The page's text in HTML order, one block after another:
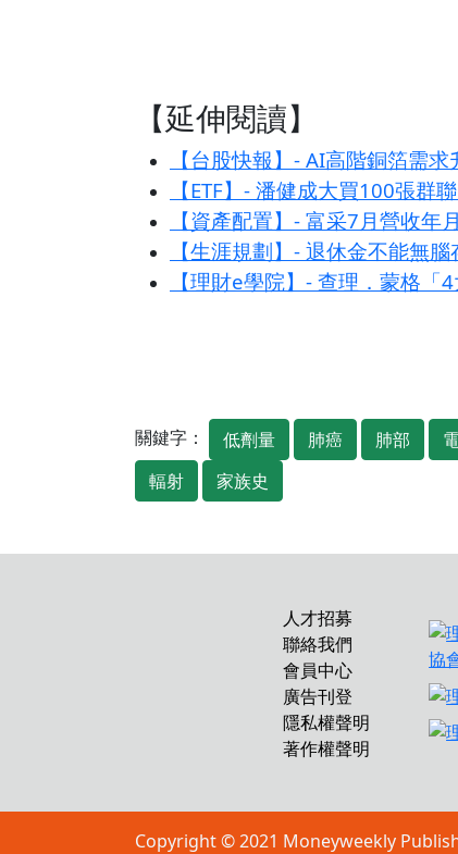
【延伸閱讀】
【台股快報】- AI高階銅箔需
【ETF】- 潘健成大買100張
【資產配置】- 富采7月營收
【生涯規劃】- 退休金不能無
【理財e學院】- 查理．蒙格
關鍵字： 低劑量 肺癌 肺部
輻射
家族史
人才招募
聯絡我們
會員中心
廣告刊登
隱私權聲明
著作權聲明
Copyright © 2021 Moneyweekly